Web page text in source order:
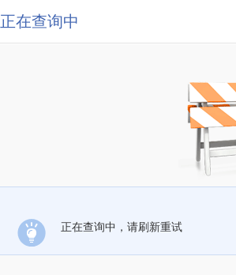
正在查询中
正在查询中，请刷新重试